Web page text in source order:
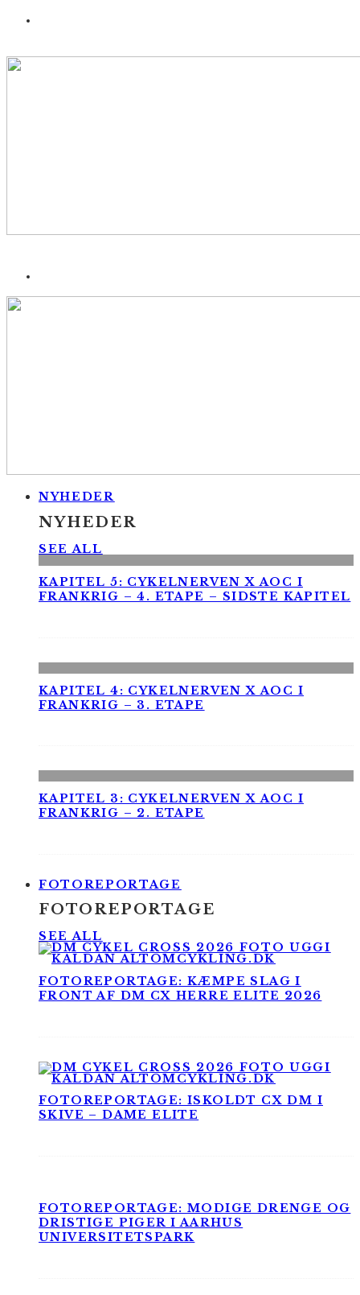
NYHEDER
NYHEDER
SEE ALL
KAPITEL 5: CYKELNERVEN X AOC I
FRANKRIG – 4. ETAPE – SIDSTE KAPITEL
KAPITEL 4: CYKELNERVEN X AOC I
FRANKRIG – 3. ETAPE
KAPITEL 3: CYKELNERVEN X AOC I
FRANKRIG – 2. ETAPE
FOTOREPORTAGE
FOTOREPORTAGE
SEE ALL
FOTOREPORTAGE: KÆMPE SLAG I
FRONT AF DM CX HERRE ELITE 2026
FOTOREPORTAGE: ISKOLDT CX DM I
SKIVE – DAME ELITE
FOTOREPORTAGE: MODIGE DRENGE OG
DRISTIGE PIGER I AARHUS
UNIVERSITETSPARK